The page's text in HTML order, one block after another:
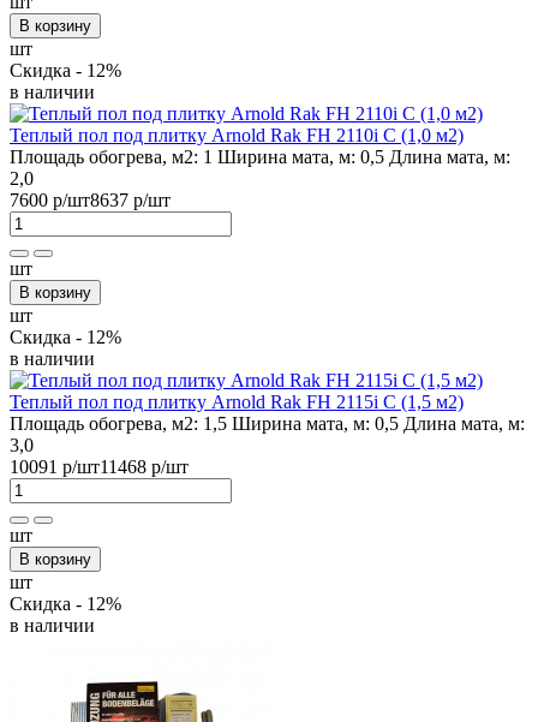
В корзину
шт
Скидка - 12%
в наличии
Теплый пол под плитку Arnold Rak FH 2110i С (1,0 м2)
Площадь обогрева, м2: 1 Ширина мата, м: 0,5 Длина мата, м:
2,0
7600 р/шт8637 р/шт
шт
В корзину
шт
Скидка - 12%
в наличии
Теплый пол под плитку Arnold Rak FH 2115i С (1,5 м2)
Площадь обогрева, м2: 1,5 Ширина мата, м: 0,5 Длина мата, м:
3,0
10091 р/шт11468 р/шт
шт
В корзину
шт
Скидка - 12%
в наличии